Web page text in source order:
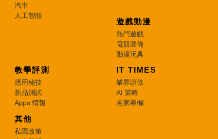
汽車
人工智能
遊戲動漫
熱門遊戲
電競裝備
動漫玩具
教學評測
應用秘技
新品測試
Apps 情報
IT TIMES
業界頭條
AI 策略
名家專欄
其他
私隱政策